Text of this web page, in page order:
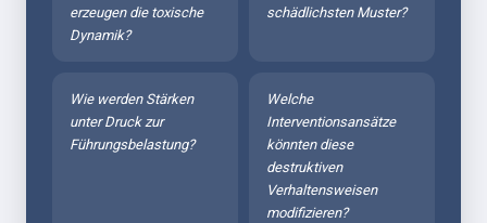
erzeugen die toxische
Dynamik?
schädlichsten Muster?
Wie werden Stärken
unter Druck zur
Führungsbelastung?
Welche
Interventionsansätze
könnten diese
destruktiven
Verhaltensweisen
modifizieren?